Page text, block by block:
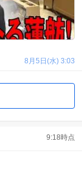
8月5日(水) 3:03
9:18時点